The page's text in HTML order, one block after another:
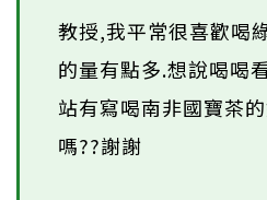
教授,我平常很喜歡喝
的量有點多.想說喝喝
站有寫喝南非國寶茶
嗎??謝謝